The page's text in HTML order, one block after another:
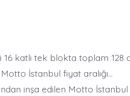
katlı tek blokta toplam 128
İstanbul fiyat aralığı…
inşa edilen Motto